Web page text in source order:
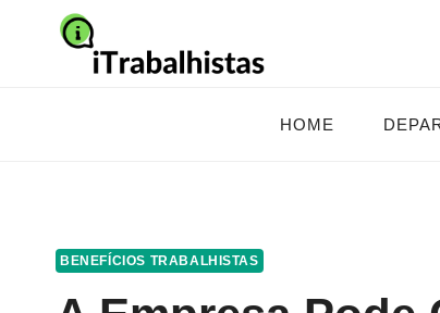
HOME
BENEFÍCIOS TRABALHISTAS